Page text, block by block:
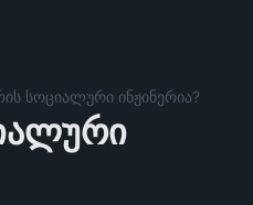
სოციალური ინჟინერია?